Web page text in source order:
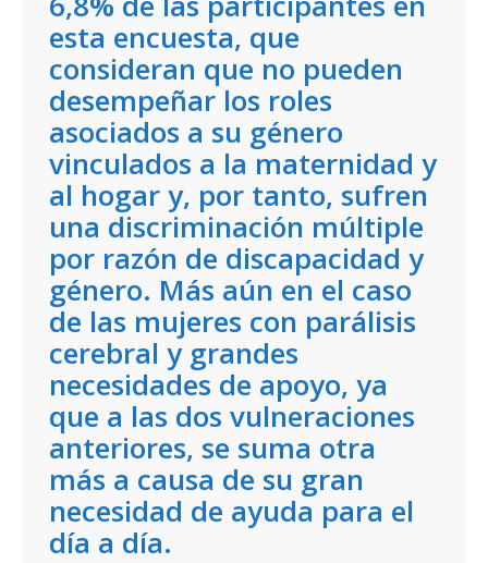
esta encuesta, que
consideran que no pueden
desempeñar los roles
asociados a su género
vinculados a la maternidad y
al hogar y, por tanto, sufren
una discriminación múltiple
por razón de discapacidad y
género. Más aún en el caso
de las mujeres con parálisis
cerebral y grandes
necesidades de apoyo, ya
que a las dos vulneraciones
anteriores, se suma otra
más a causa de su gran
necesidad de ayuda para el
día a día.